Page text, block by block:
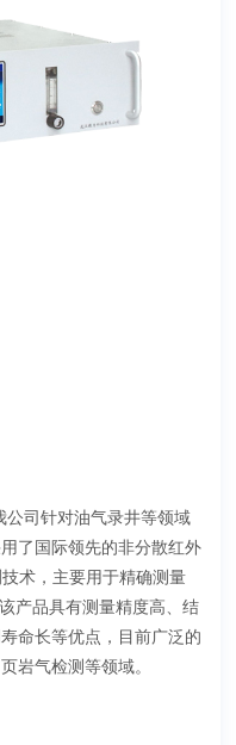
司针对油气录井等领域
了国际领先的非分散红外
术，主要用于精确测量
产品具有测量精度高、结
命长等优点，目前广泛的
岩气检测等领域。